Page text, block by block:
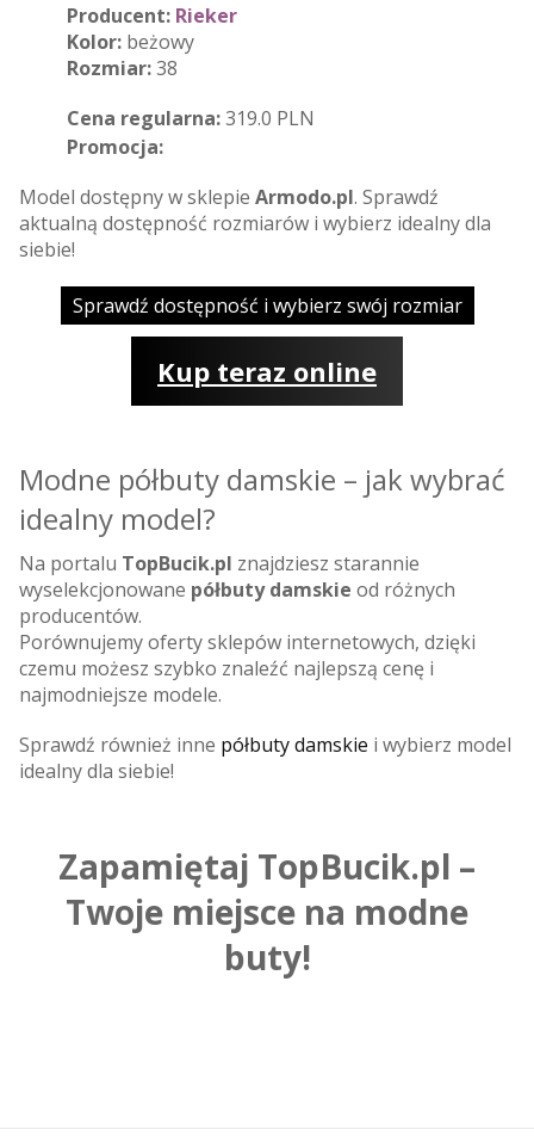
Producent: Rieker
Kolor: beżowy
Rozmiar:38
Cena regularna:319.0 PLN
Promocja:
Model dostępny w sklepie Armodo.pl. Sprawdź
aktualną dostępność rozmiarów i wybierz idealny dla
siebie!
Sprawdź dostępność i wybierz swój rozmiar
Kup teraz online
Modne półbuty damskie – jak wybrać
idealny model?
Na portalu TopBucik.pl znajdziesz starannie
wyselekcjonowane półbuty damskie od różnych
producentów.
Porównujemy oferty sklepów internetowych, dzięki
czemu możesz szybko znaleźć najlepszą cenę i
najmodniejsze modele.
Sprawdź również inne półbuty damskie i wybierz model
idealny dla siebie!
Zapamiętaj TopBucik.pl –
Twoje miejsce na modne
buty!